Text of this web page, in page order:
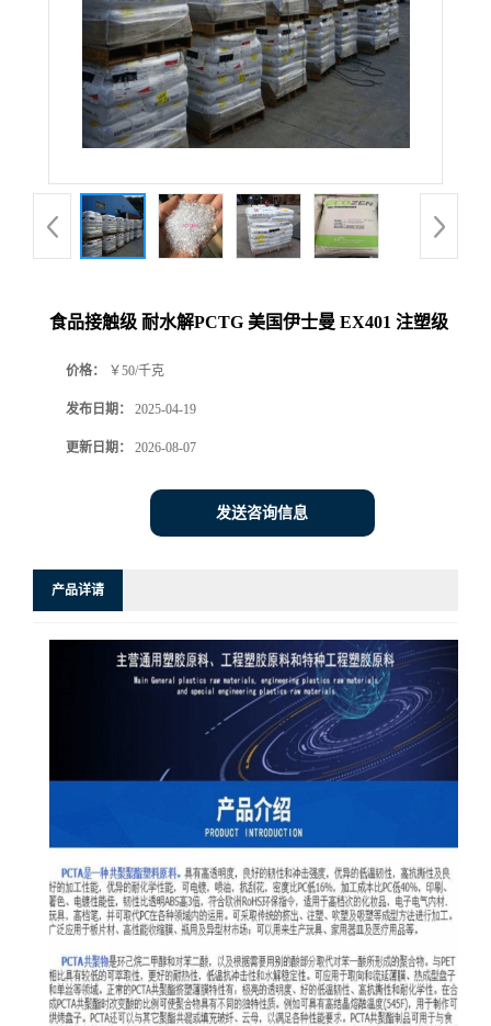
食品接触级 耐水解PCTG 美国伊士曼 EX401 注塑级
价格： ￥50/千克
发布日期： 2025-04-19
更新日期： 2026-08-07
发送咨询信息
产品详请